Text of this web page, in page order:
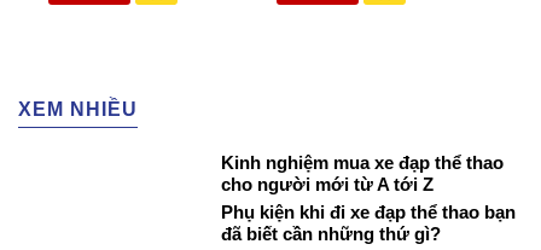
XEM NHIỀU
Kinh nghiệm mua xe đạp thể thao
cho người mới từ A tới Z
Phụ kiện khi đi xe đạp thể thao bạn
đã biết cần những thứ gì?